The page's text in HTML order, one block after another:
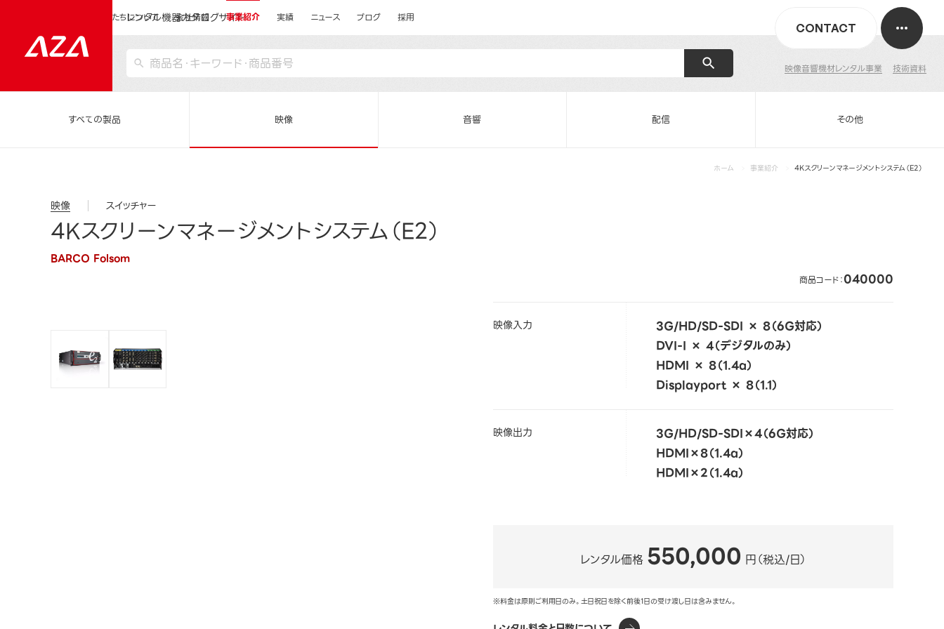
レンタル機器カタログサイト
映像音響機材レンタル事業 技術資料
CONTACT
私たちについて 会社情報 事業紹介 実績 ニュース ブログ 採用
すべての製品 映像 音響 配信 その他
ホーム 事業紹介 4Kスクリーンマネージメントシステム（E2）
映像 スイッチャー
4Kスクリーンマネージメントシステム（E2）
BARCO Folsom
商品コード：040000
映像入力
3G/HD/SD-SDI × 8（6G対応）
DVI-I × 4（デジタルのみ）
HDMI × 8（1.4a）
Displayport × 8（1.1）
映像出力
3G/HD/SD-SDI×4（6G対応）
HDMI×8（1.4a）
HDMI×2（1.4a）
レンタル価格 550,000 円（税込/日）
※料金は原則ご利用日のみ。土日祝日を除く前後1日の受け渡し日は含みません。